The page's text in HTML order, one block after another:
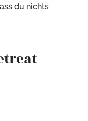
du nichts